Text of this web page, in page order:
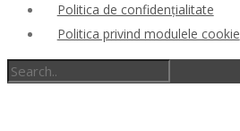
Politica de confidenţialitate
Politica privind modulele cookie